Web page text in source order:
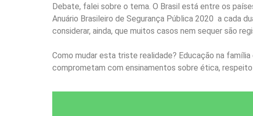
Debate, falei sobre o tema. O Brasil está entre os
Anuário Brasileiro de Segurança Pública 2020 a cada
considerar, ainda, que muitos casos nem sequer são
Como mudar esta triste realidade? Educação na
comprometam com ensinamentos sobre ética,